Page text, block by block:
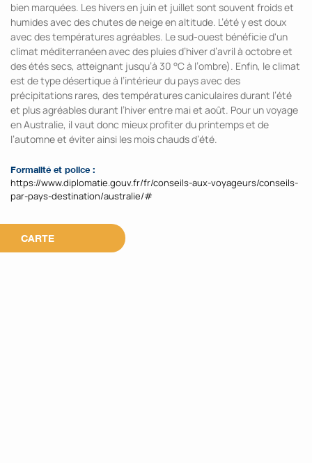
bien marquées. Les hivers en juin et juillet sont souvent froids et
humides avec des chutes de neige en altitude. L’été y est doux
avec des températures agréables. Le sud-ouest bénéficie d'un
climat méditerranéen avec des pluies d’hiver d’avril à octobre et
des étés secs, atteignant jusqu’à 30 °C à l’ombre). Enfin, le climat
est de type désertique à l’intérieur du pays avec des
précipitations rares, des températures caniculaires durant l’été
et plus agréables durant l’hiver entre mai et août. Pour un voyage
en Australie, il vaut donc mieux profiter du printemps et de
l’automne et éviter ainsi les mois chauds d’été.
Formalité et police :
https://www.diplomatie.gouv.fr/fr/conseils-aux-voyageurs/conseils-
par-pays-destination/australie/#
CARTE